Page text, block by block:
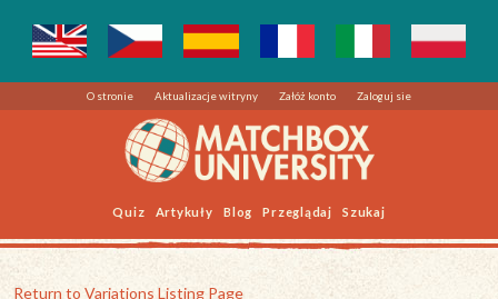
O stronie Aktualizacje witryny Załóż konto Zaloguj sie
Quiz Artykuły Blog Przeglądaj Szukaj
Return to Variations Listing Page